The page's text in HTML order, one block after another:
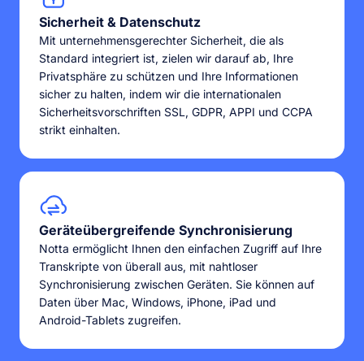
Sicherheit & Datenschutz
Mit unternehmensgerechter Sicherheit, die als
Standard integriert ist, zielen wir darauf ab, Ihre
Privatsphäre zu schützen und Ihre Informationen
sicher zu halten, indem wir die internationalen
Sicherheitsvorschriften SSL, GDPR, APPI und CCPA
strikt einhalten.
Geräteübergreifende Synchronisierung
Notta ermöglicht Ihnen den einfachen Zugriff auf Ihre
Transkripte von überall aus, mit nahtloser
Synchronisierung zwischen Geräten. Sie können auf
Daten über Mac, Windows, iPhone, iPad und
Android-Tablets zugreifen.